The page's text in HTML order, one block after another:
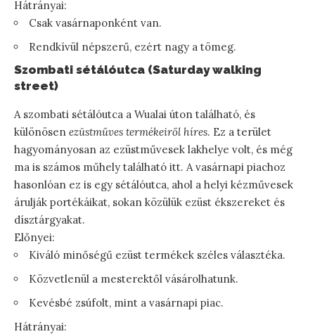
Hátrányai:
Csak vasárnaponként van.
Rendkívül népszerű, ezért nagy a tömeg.
Szombati sétálóutca (Saturday walking
street)
A szombati sétálóutca a Wualai úton található, és
különösen ezüstműves termékeiről híres. Ez a terület
hagyományosan az ezüstművesek lakhelye volt, és még
ma is számos műhely található itt. A vasárnapi piachoz
hasonlóan ez is egy sétálóutca, ahol a helyi kézművesek
árulják portékáikat, sokan közülük ezüst ékszereket és
dísztárgyakat.
Előnyei:
Kiváló minőségű ezüst termékek széles választéka.
Közvetlenül a mesterektől vásárolhatunk.
Kevésbé zsúfolt, mint a vasárnapi piac.
Hátrányai: